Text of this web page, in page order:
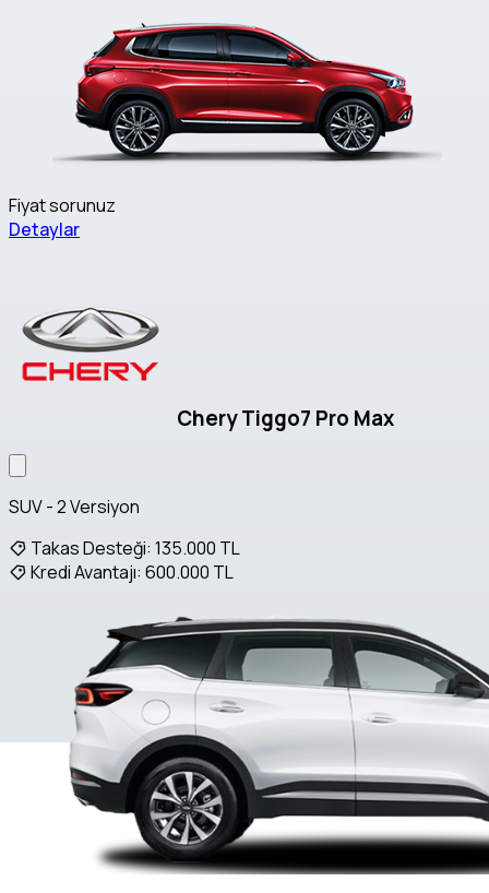
Fiyat sorunuz
Detaylar
Chery Tiggo7 Pro Max
SUV - 2 Versiyon
Takas Desteği: 135.000 TL
Kredi Avantajı: 600.000 TL